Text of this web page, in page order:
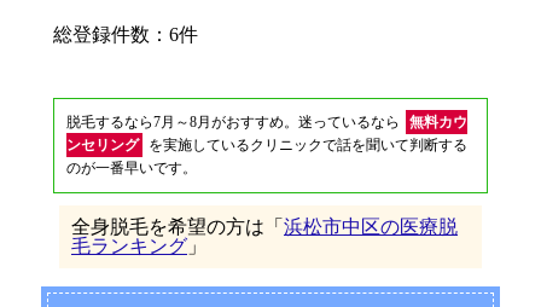
総登録件数：6件
脱毛するなら7月～8月がおすすめ。迷っているなら
無料カウ
ンセリング
を実施しているクリニックで話を聞いて判断する
のが一番早いです。
全身脱毛を希望の方は「 浜松市中区の医療脱
毛ランキング 」